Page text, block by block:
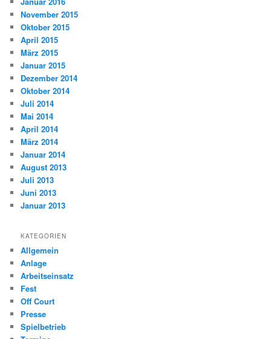
November 2015
Oktober 2015
April 2015
März 2015
Januar 2015
Dezember 2014
Oktober 2014
Juli 2014
Mai 2014
April 2014
März 2014
Januar 2014
August 2013
Juli 2013
Juni 2013
Januar 2013
KATEGORIEN
Allgemein
Anlage
Arbeitseinsatz
Fest
Off Court
Presse
Spielbetrieb